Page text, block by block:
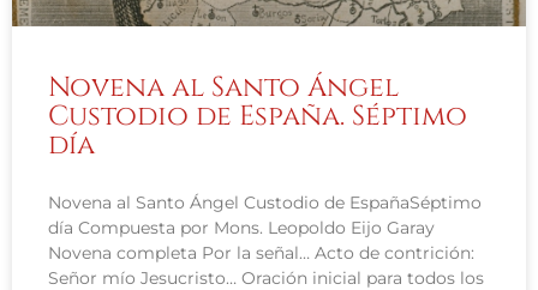
Novena al Santo Ángel
Custodio de España. Séptimo
día
Novena al Santo Ángel Custodio de EspañaSéptimo
día Compuesta por Mons. Leopoldo Eijo Garay
Novena completa Por la señal… Acto de contrición:
Señor mío Jesucristo… Oración inicial para todos los